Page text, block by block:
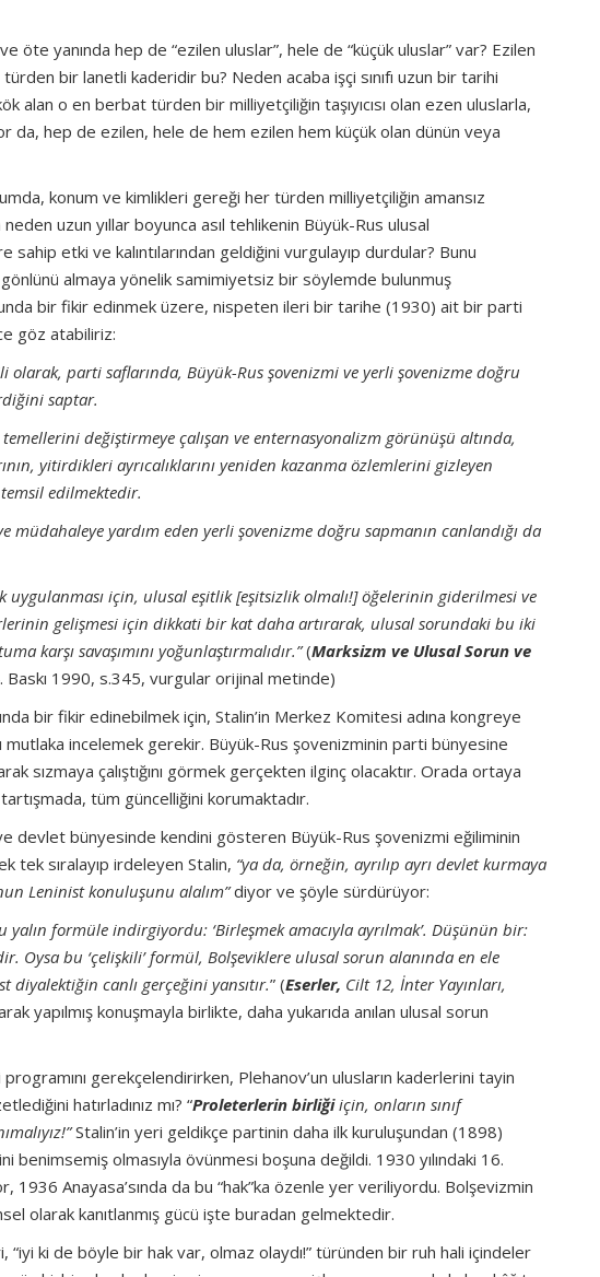
öte yanında hep de “ezilen uluslar”, hele de “küçük uluslar” var? Ezilen
bir lanetli kaderidir bu? Neden acaba işçi sınıfı uzun bir tarihi
alan o en berbat türden bir milliyetçiliğin taşıyıcısı olan ezen uluslarla,
da, hep de ezilen, hele de hem ezilen hem küçük olan dünün veya
konum ve kimlikleri gereği her türden milliyetçiliğin amansız
uzun yıllar boyunca asıl tehlikenin Büyük-Rus ulusal
etki ve kalıntılarından geldiğini vurgulayıp durdular? Bunu
almaya yönelik samimiyetsiz bir söylemde bulunmuş
bir fikir edinmek üzere, nispeten ileri bir tarihe (1930) ait bir parti
göz atabiliriz:
olarak, parti saflarında, Büyük-Rus şovenizmi ve yerli şovenizme doğru
saptar.
değiştirmeye çalışan ve enternasyonalizm görünüşü altında,
yitirdikleri ayrıcalıklarını yeniden kazanma özlemlerini gizleyen
edilmektedir.
müdahaleye yardım eden yerli şovenizme doğru sapmanın canlandığı da
için, ulusal eşitlik [eşitsizlik olmalı!] öğelerinin giderilmesi ve
gelişmesi için dikkati bir kat daha artırarak, ulusal sorundaki bu iki
karşı savaşımını yoğunlaştırmalıdır.”(Marksizm ve Ulusal Sorun ve
Baskı 1990, s.345, vurgular orijinal metinde)
bir fikir edinebilmek için, Stalin’in Merkez Komitesi adına kongreye
mutlaka incelemek gerekir. Büyük-Rus şovenizminin parti bünyesine
sızmaya çalıştığını görmek gerçekten ilginç olacaktır. Orada ortaya
tüm güncelliğini korumaktadır.
devlet bünyesinde kendini gösteren Büyük-Rus şovenizmi eğiliminin
tek sıralayıp irdeleyen Stalin, “ya da, örneğin, ayrılıp ayrı devlet kurmaya
Leninist konuluşunu alalım”diyor ve şöyle sürdürüyor:
formüle indirgiyordu: ‘Birleşmek amacıyla ayrılmak’. Düşünün bir:
Oysa bu ‘çelişkili’ formül, Bolşeviklere ulusal sorun alanında en ele
diyalektiğin canlı gerçeğini yansıtır.” (Eserler, Cilt 12, İnter Yayınları,
yapılmış konuşmayla birlikte, daha yukarıda anılan ulusal sorun
gerekçelendirirken, Plehanov’un ulusların kaderlerini tayin
hatırladınız mı? “Proleterlerin birliğiiçin, onların sınıf
!”Stalin’in yeri geldikçe partinin daha ilk kuruluşundan (1898)
benimsemiş olmasıyla övünmesi boşuna değildi. 1930 yılındaki 16.
1936 Anayasa’sında da bu “hak”ka özenle yer veriliyordu. Bolşevizmin
olarak kanıtlanmış gücü işte buradan gelmektedir.
ki de böyle bir hak var, olmaz olaydı!” türünden bir ruh hali içindeler